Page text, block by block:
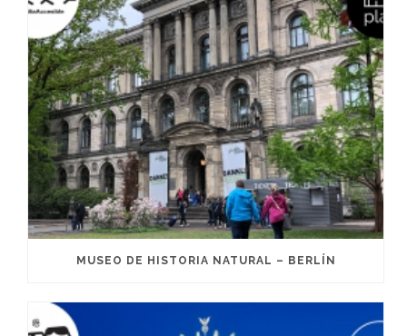
MUSEO DE HISTORIA NATURAL – BERLÍN